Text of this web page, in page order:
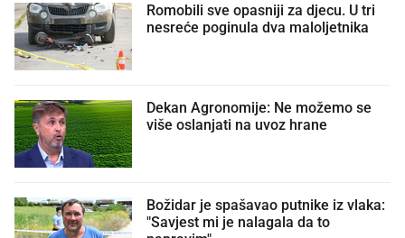
Romobili sve opasniji za djecu. U tri
nesreće poginula dva maloljetnika
Dekan Agronomije: Ne možemo se
više oslanjati na uvoz hrane
Božidar je spašavao putnike iz vlaka:
"Savjest mi je nalagala da to